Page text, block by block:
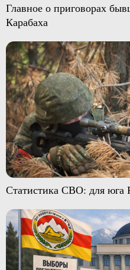
Главное о приговорах
Карабаха
Статистика СВО: для юга